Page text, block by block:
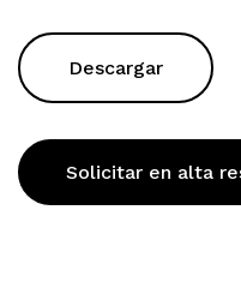
Descargar
Solicitar en alta